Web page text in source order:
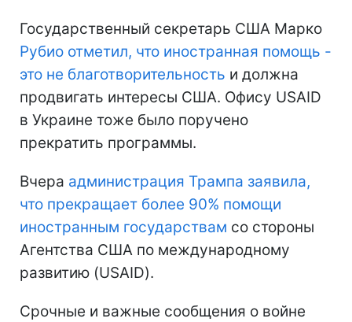
Государственный секретарь США Марко
Рубио отметил, что иностранная помощь -
это не благотворительность и должна
продвигать интересы США. Офису USAID
в Украине тоже было поручено
прекратить программы.
Вчера администрация Трампа заявила,
что прекращает более 90% помощи
иностранным государствам со стороны
Агентства США по международному
развитию (USAID).
Срочные и важные сообщения о войне